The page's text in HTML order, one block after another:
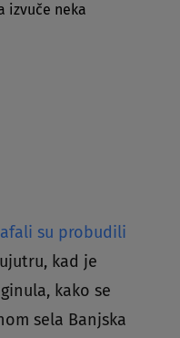
izvuče neka
su probudili
kad je
kako se
sela Banjska